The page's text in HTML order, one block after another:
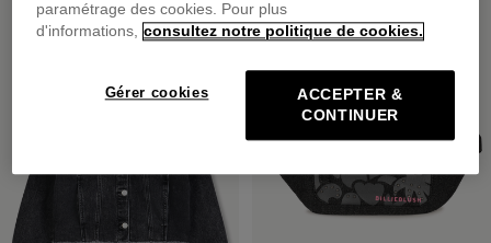
PRIX DOUX PRIX DOUX
paramétrage des cookies. Pour plus
d'informations, consultez notre politique de cookies.
Gérer cookies
ACCEPTER &
CONTINUER